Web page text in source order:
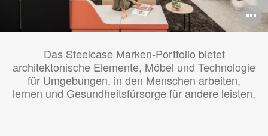
Das Steelcase Marken-Portfolio bietet
architektonische Elemente, Möbel und Technologie
für Umgebungen, in den Menschen arbeiten,
lernen und Gesundheitsfürsorge für andere leisten.